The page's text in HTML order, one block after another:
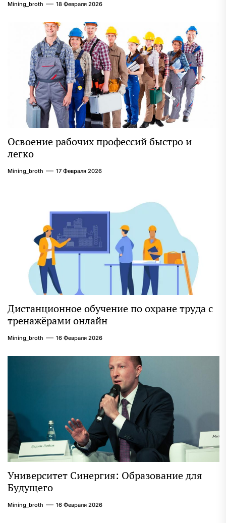
Mining_broth 18 Февраля 2026
Освоение рабочих профессий быстро и
легко
Mining_broth 17 Февраля 2026
Дистанционное обучение по охране труда с
тренажёрами онлайн
Mining_broth 16 Февраля 2026
Университет Синергия: Образование для
Будущего
Mining_broth 16 Февраля 2026